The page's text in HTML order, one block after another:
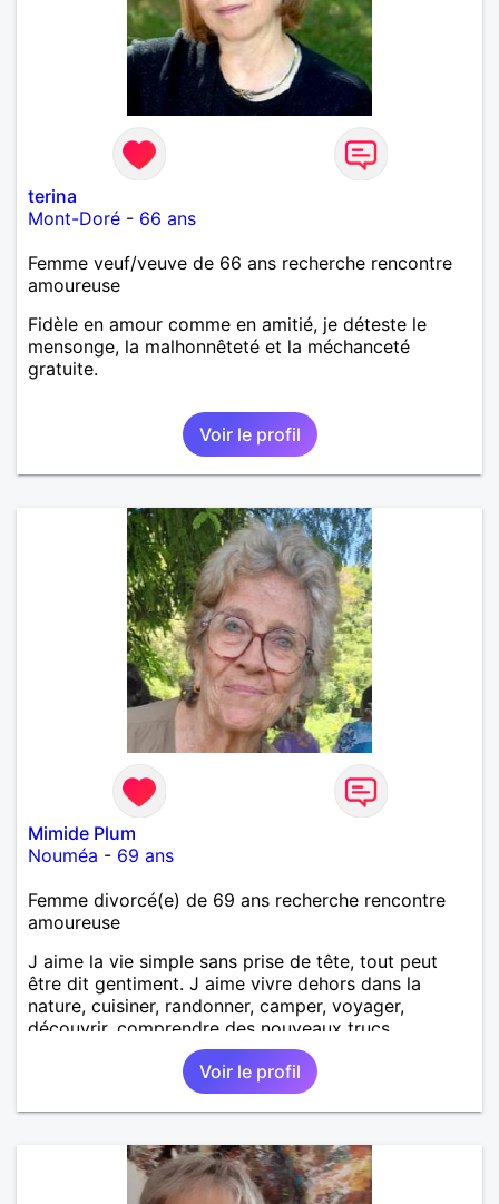
terina
Mont-Doré - 66 ans
Femme veuf/veuve de 66 ans recherche rencontre
amoureuse
Fidèle en amour comme en amitié, je déteste le
mensonge, la malhonnêteté et la méchanceté
gratuite.
Voir le profil
Mimide Plum
Nouméa - 69 ans
Femme divorcé(e) de 69 ans recherche rencontre
amoureuse
J aime la vie simple sans prise de tête, tout peut
être dit gentiment. J aime vivre dehors dans la
nature, cuisiner, randonner, camper, voyager,
découvrir, comprendre des nouveaux trucs
techniques et sur la vie des êtres vivants. J aime
danser, faire la fête. Je ne bois pratiquement pas d
alcool, je fume rarement, je ris souvent. Je cherche
un vrai amoureux pour continuer à profiter de la vie
en ai marre je veux partagé et rigoler
Voir le profil